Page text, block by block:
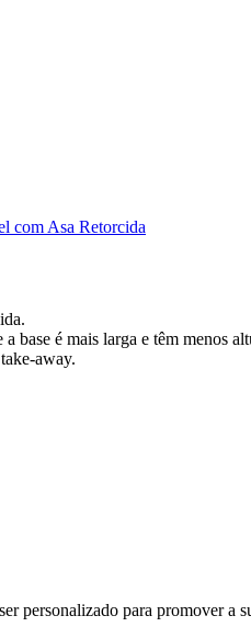
com Asa Retorcida
base é mais larga e têm menos
away.
personalizado para promover a